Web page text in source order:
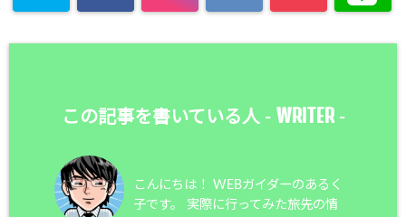
この記事を書いている人 - WRITER-
こんにちは！ WEBガイダーのあるく
子です。 実際に行ってみた旅先の情